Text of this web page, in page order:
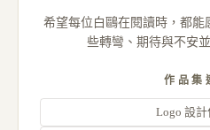
希望每位白鷗在閱讀時，都
些轉彎、期待與不安
作品集
Logo 設計